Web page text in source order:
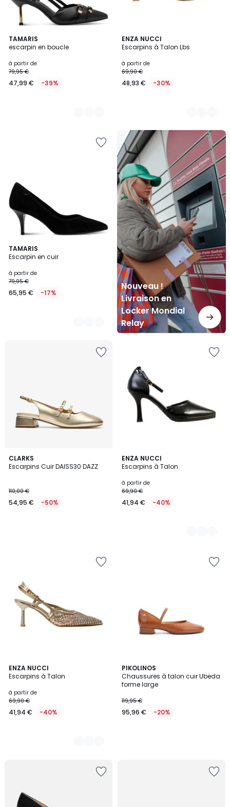
TAMARIS
escarpin en boucle
à partir de
79,95 €
47,99 € -39%
2
Couleurs
ENZA NUCCI
Escarpins à Talon Lbs
à partir de
69,90 €
48,93 € -30%
3
Couleurs
TAMARIS
Escarpin en cuir
à partir de
79,95 €
65,95 € -17%
3
Couleurs
Nouveau !
Livraison en
Locker Mondial
Relay
Nouveau
Livraison
en
Locker
Mondial
Relay
CLARKS
Escarpins Cuir DAISS30 DAZZ
110,00 €
54,95 € -50%
ENZA NUCCI
Escarpins à Talon
à partir de
69,90 €
41,94 € -40%
2
Couleurs
ENZA NUCCI
Escarpins à Talon
à partir de
69,90 €
41,94 € -40%
3
Couleurs
PIKOLINOS
Chaussures à talon cuir Ubeda
forme large
119,95 €
95,96 € -20%